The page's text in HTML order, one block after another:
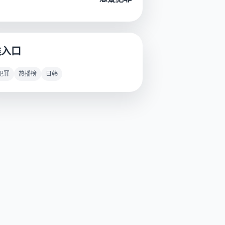
口
罪 热播榜 日韩